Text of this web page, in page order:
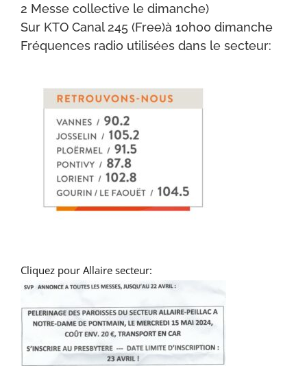
2 Messe collective le dimanche)
Sur KTO Canal 245 (Free)à 10h00 dimanche
Fréquences radio utilisées dans le secteur:
Cliquez pour Allaire secteur: